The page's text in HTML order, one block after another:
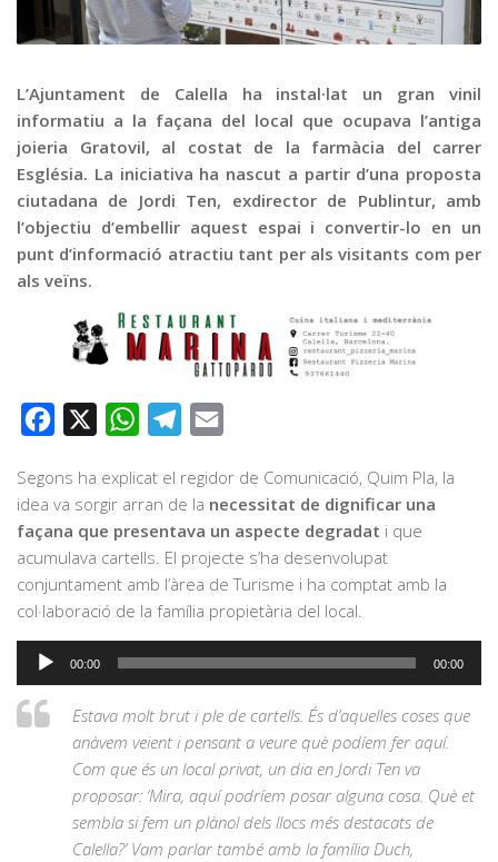
Publicitat
Contacte
L’Ajuntament de Calella ha instal·lat un gran vinil
informatiu a la façana del local que ocupava l’antiga
joieria Gratovil, al costat de la farmàcia del carrer
Església. La iniciativa ha nascut a partir d’una proposta
ciutadana de Jordi Ten, exdirector de Publintur, amb
l’objectiu d’embellir aquest espai i convertir-lo en un
punt d’informació atractiu tant per als visitants com per
als veïns.
Facebook WhatsAppTelegram
Segons ha explicat el regidor de Comunicació, Quim Pla, la
idea va sorgir arran de la necessitat de dignificar una
façana que presentava un aspecte degradat i que
acumulava cartells. El projecte s’ha desenvolupat
conjuntament amb l’àrea de Turisme i ha comptat amb la
col·laboració de la família propietària del local.
Reproductor
00:00 00:00
Estava molt brut i ple de cartells. És d’aquelles coses que
anàvem veient i pensant a veure què podíem fer aquí.
Com que és un local privat, un dia en Jordi Ten va
proposar: ‘Mira, aquí podríem posar alguna cosa. Què et
sembla si fem un plànol dels llocs més destacats de
Calella?’ Vam parlar també amb la família Duch,